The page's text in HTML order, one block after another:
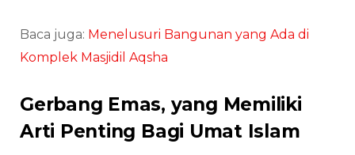
Baca juga: Menelusuri Bangunan yang Ada di
Komplek Masjidil Aqsha
Gerbang Emas, yang Memiliki
Arti Penting Bagi Umat Islam